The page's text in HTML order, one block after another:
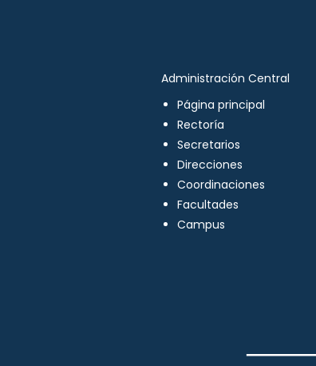
Administración Central
Página principal
Rectoría
Secretarios
Direcciones
Coordinaciones
Facultades
Campus